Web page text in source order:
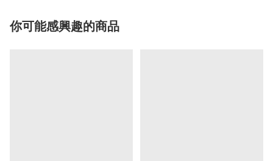
你可能感興趣的商品